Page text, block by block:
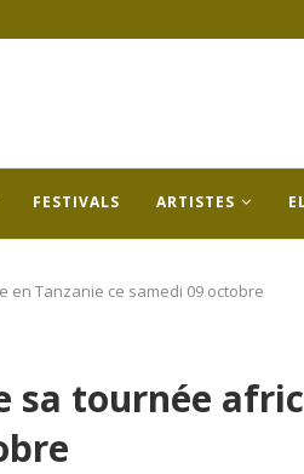
FESTIVALS ARTISTES
en Tanzanie ce samedi 09 octobre
sa tournée